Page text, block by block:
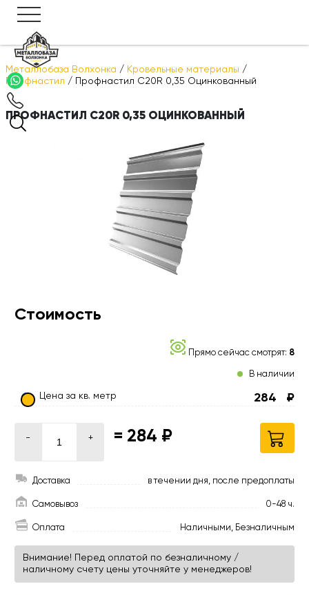
Металлобаза Волхонка / Кровельные материалы /
Профнастил / Профнастил С20R 0,35 Оцинкованный
ПРОФНАСТИЛ С20R 0,35 ОЦИНКОВАННЫЙ
Стоимость
Прямо сейчас смотрят: 8
В наличии
Цена за кв. метр 284 ₽
- + = 284 ₽
Доставка в течении дня, после предоплаты
Самовывоз 0-48 ч.
Оплата Наличными, Безналичным
Внимание! Перед оплатой по безналичному /
наличному счету цены уточняйте у менеджеров!